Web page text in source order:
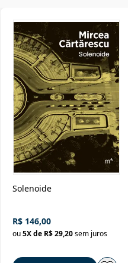
Solenoide
R$ 146,00
ou5X de R$ 29,20sem juros